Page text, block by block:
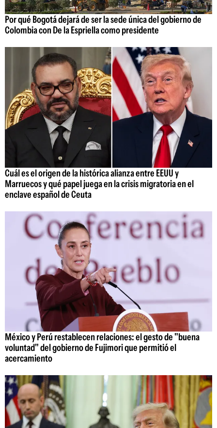
Por qué Bogotá dejará de ser la sede única del gobierno de
Colombia con De la Espriella como presidente
Cuál es el origen de la histórica alianza entre EEUU y
Marruecos y qué papel juega en la crisis migratoria en el
enclave español de Ceuta
México y Perú restablecen relaciones: el gesto de "buena
voluntad" del gobierno de Fujimori que permitió el
acercamiento